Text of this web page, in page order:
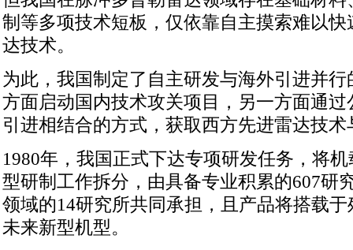
制等多项技术短板，仅依靠自主摸索难以
达技术。
为此，我国制定了自主研发与海外引进并
方面启动国内技术攻关项目，另一方面通
引进相结合的方式，获取西方先进雷达技
1980年，我国正式下达专项研发任务，将
型研制工作拆分，由具备专业积累的607研
领域的14研究所共同承担，且产品将搭载
未来新型机型。